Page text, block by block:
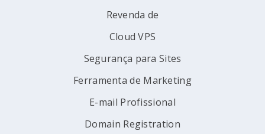
Revenda de
Cloud VPS
Segurança para Sites
Ferramenta de Marketing
E-mail Profissional
Domain Registration